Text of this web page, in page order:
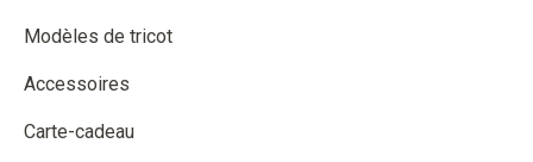
Modèles de tricot
Accessoires
Carte-cadeau